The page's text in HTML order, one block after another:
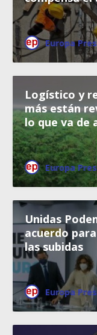
Europa
Logístico y
más están
lo que va de
Europa
Unidas
acuerdo
las subidas
Europa